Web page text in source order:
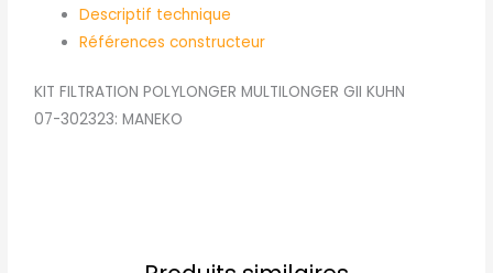
Descriptif technique
Références constructeur
KIT FILTRATION POLYLONGER MULTILONGER GII KUHN
07-302323: MANEKO